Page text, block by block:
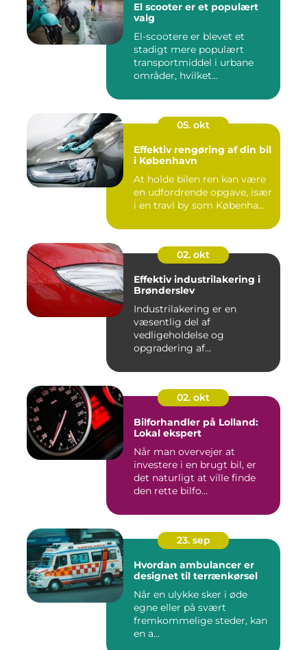
El scooter er et populært
valg
El-scootere er blevet et
stadigt mere populært
transportmiddel i urbane
områder, hvilket...
05. okt
Effektiv rengøring af din bil
i København
At holde bilen ren kan være
en udfordrende opgave, især
i en travl by som Københa...
02. okt
Effektiv industrilakering i
Brønderslev
Industrilakering er en
væsentlig del af
vedligeholdelse og
opgradering af
02. okt
Bilforhandler på Lolland:
Lokal ekspert
Når man overvejer at
investere i en brugt bil, er
det naturligt at ville finde
den rette bilfo...
23. sep
Hvordan ambulancer er
designet til terrænkørsel
Når en ulykke sker i øde
egne eller på svært
fremkommelige steder, kan
en a...